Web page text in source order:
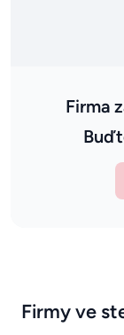
Firma
Firmy ve